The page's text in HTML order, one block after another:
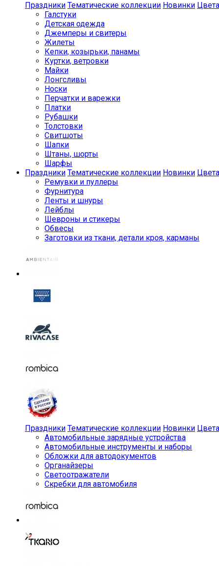
Праздники Тематические коллекции Новинки Цвета
Галстуки
Детская одежда
Джемперы и свитеры
Жилеты
Кепки, козырьки, панамы
Куртки, ветровки
Майки
Лонгсливы
Носки
Перчатки и варежки
Платки
Рубашки
Толстовки
Свитшоты
Шапки
Штаны, шорты
Шарфы
Праздники Тематические коллекции Новинки Цвета
Ремувки и пуллеры
Фурнитура
Ленты и шнуры
Лейблы
Шевроны и стикеры
Обвесы
Заготовки из ткани, детали кроя, карманы
Праздники Тематические коллекции Новинки Цвета
Автомобильные зарядные устройства
Автомобильные инструменты и наборы
Обложки для автодокументов
Органайзеры
Светоотражатели
Скребки для автомобиля